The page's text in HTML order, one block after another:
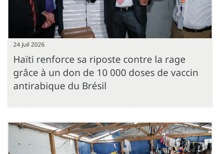
24 Juil 2026
Haïti renforce sa riposte contre la rage
grâce à un don de 10 000 doses de vaccin
antirabique du Brésil